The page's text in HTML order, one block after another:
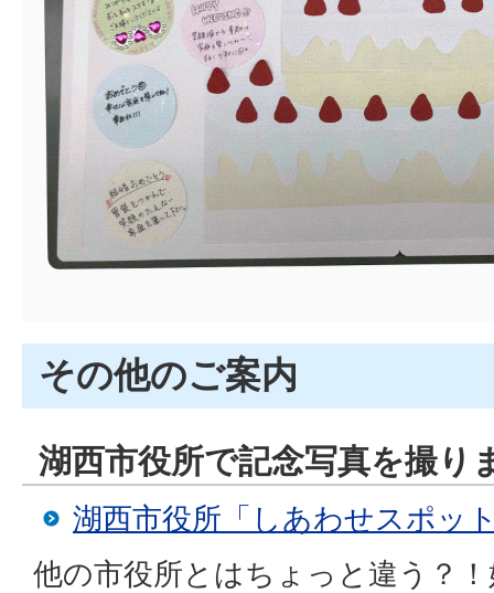
その他のご案内
湖西市役所で記念写真を撮り
湖西市役所「しあわせスポッ
他の市役所とはちょっと違う？